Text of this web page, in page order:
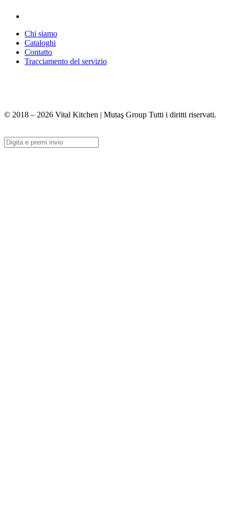
Chi siamo
Cataloghi
Contatto
Tracciamento del servizio
© 2018 – 2026 Vital Kitchen | Mutaş Group Tutti i diritti riservati.